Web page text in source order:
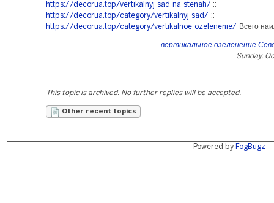
https://decorua.top/vertikalnyj-sad-na-stenah/ ::
https://decorua.top/category/vertikalnyj-sad/ ::
https://decorua.top/category/vertikalnoe-ozelenenie/ Всего
вертикальное озеленение
Sunday,
This topic is archived. No further replies will be accepted.
Other recent topics
Powered by FogBugz